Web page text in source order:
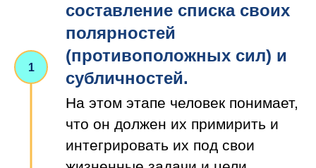
составление списка своих
полярностей
(противоположных сил) и
субличностей.
На этом этапе человек понимает,
что он должен их примирить и
интегрировать их под свои